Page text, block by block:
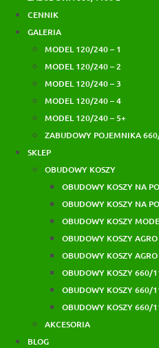
CENNIK
GALERIA
MODEL 120/240 – 1
MODEL 120/240 – 2
MODEL 120/240 – 3
MODEL 120/240 – 4
MODEL 120/240 – 5+
ZABUDOWY POJEMNIKA
SKLEP
OBUDOWY KOSZY
OBUDOWY KOSZY NA
OBUDOWY KOSZY NA
OBUDOWY KOSZY
OBUDOWY KOSZY
OBUDOWY KOSZY
OBUDOWY KOSZY 660/
OBUDOWY KOSZY 660/
OBUDOWY KOSZY 660/
AKCESORIA
BLOG